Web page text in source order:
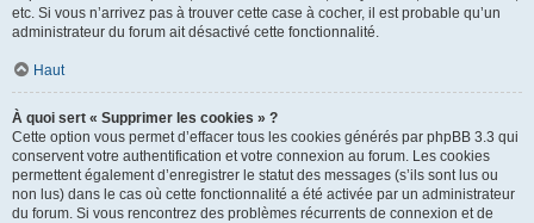
etc. Si vous n’arrivez pas à trouver cette case à cocher, il est probable qu’un
administrateur du forum ait désactivé cette fonctionnalité.
Haut
À quoi sert « Supprimer les cookies » ?
Cette option vous permet d’effacer tous les cookies générés par phpBB 3.3 qui
conservent votre authentification et votre connexion au forum. Les cookies
permettent également d’enregistrer le statut des messages (s’ils sont lus ou
non lus) dans le cas où cette fonctionnalité a été activée par un administrateur
du forum. Si vous rencontrez des problèmes récurrents de connexion et de